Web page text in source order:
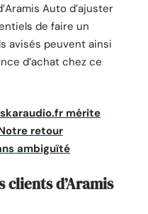
Auto d’ajuster
de faire un
avisés peuvent ainsi
d’achat chez ce
mérite
retour
ambiguïté
clients d’Aramis